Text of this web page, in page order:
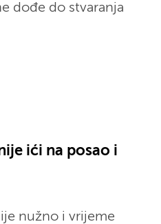
dođe do stvaranja
ići na posao i
nužno i vrijeme